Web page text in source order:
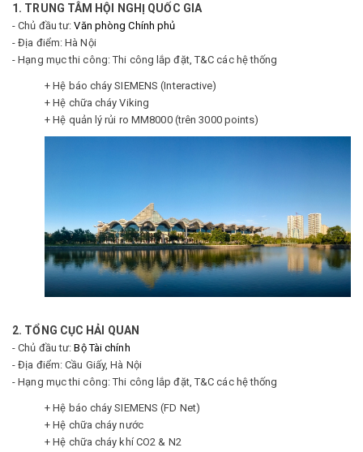
1. TRUNG TÂM HỘI NGHỊ QUỐC GIA
- Chủ đầu tư:Văn phòng Chính phủ
- Địa điểm: Hà Nội
- Hạng mục thi công: Thi công lắp đặt, T&C các hệ thống
+ Hệ báo cháy SIEMENS (Interactive)
+ Hệ chữa cháy Viking
+ Hệ quản lý rủi ro MM8000 (trên 3000 points)
2. TỔNG CỤC HẢI QUAN
- Chủ đầu tư:Bộ Tài chính
- Địa điểm: Cầu Giấy, Hà Nội
- Hạng mục thi công: Thi công lắp đặt, T&C các hệ thống
+ Hệ báo cháy SIEMENS (FD Net)
+ Hệ chữa cháy nước
+ Hệ chữa cháy khí CO2 & N2